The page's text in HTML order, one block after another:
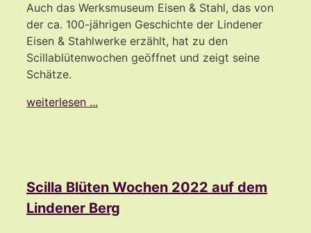
Auch das Werksmuseum Eisen & Stahl, das von
der ca. 100-jährigen Geschichte der Lindener
Eisen & Stahlwerke erzählt, hat zu den
Scillablütenwochen geöffnet und zeigt seine
Schätze.
weiterlesen ...
Scilla Blüten Wochen 2022 auf dem
Lindener Berg